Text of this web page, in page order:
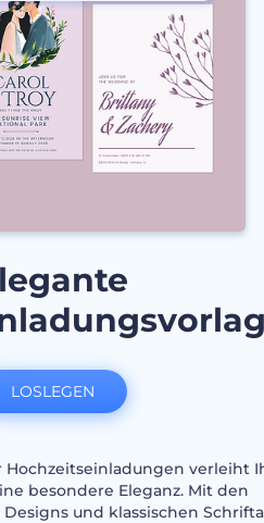
Hochzeitseinladungen verleiht
besondere Eleganz. Mit den
und klassischen
LOSLEGEN